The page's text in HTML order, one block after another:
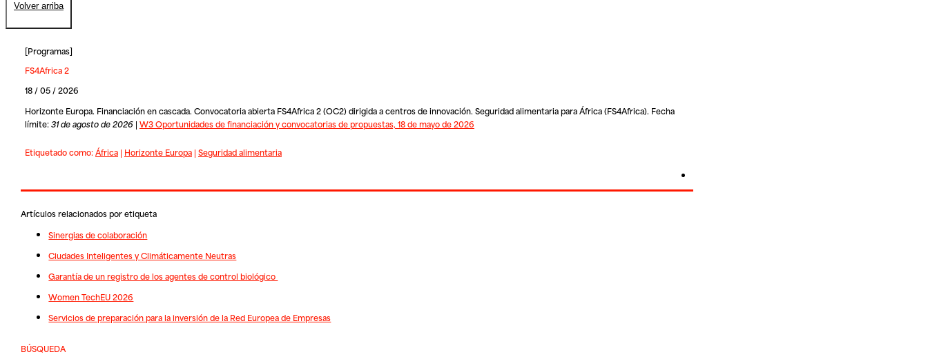
Volver arriba
[Programas]
FS4Africa 2
18 / 05 / 2026
Horizonte Europa. Financiación en cascada. Convocatoria abierta FS4Africa 2 (OC2) dirigida a centros de innovación. Seguridad alimentaria para África (FS4Africa). Fecha
límite:31 de agosto de 2026| W3 Oportunidades de financiación y convocatorias de propuestas, 18 de mayo de 2026
Etiquetado como:África| Horizonte Europa| Seguridad alimentaria
Artículos relacionados por etiqueta
Sinergias de colaboración
Ciudades Inteligentes y Climáticamente Neutras
Garantía de un registro de los agentes de control biológico
Women TechEU 2026
Servicios de preparación para la inversión de la Red Europea de Empresas
BÚSQUEDA